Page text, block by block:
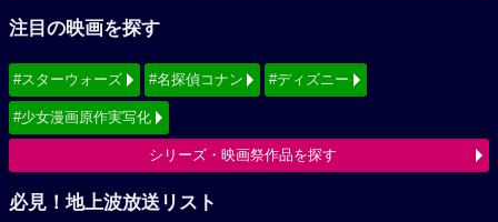
注目の映画を探す
#スターウォーズ #名探偵コナン #ディズニー
#少女漫画原作実写化
シリーズ・映画祭作品を探す
必見！地上波放送リスト